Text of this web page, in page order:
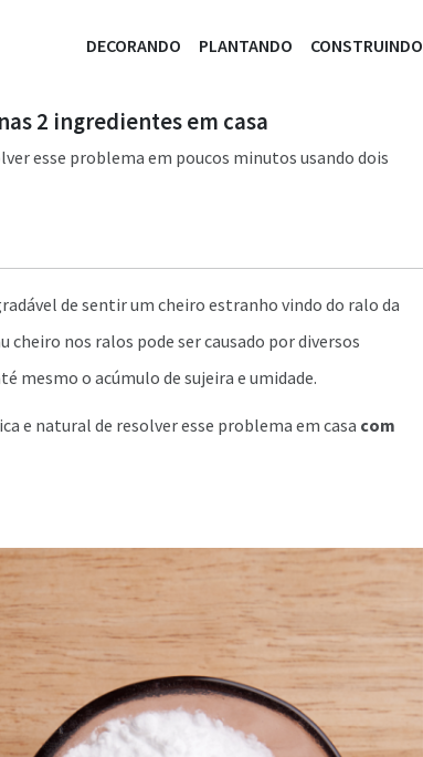
DECORANDO PLANTANDO CONSTRUINDO
2 ingredientes em casa
esse problema em poucos minutos usando dois
de sentir um cheiro estranho vindo do ralo da
cheiro nos ralos pode ser causado por diversos
mesmo o acúmulo de sujeira e umidade.
e natural de resolver esse problema em casa com